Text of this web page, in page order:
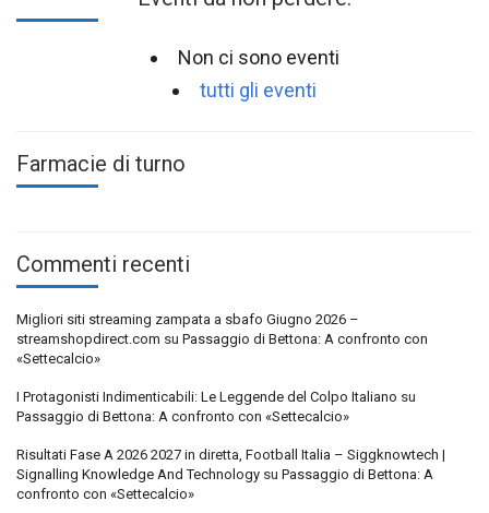
Non ci sono eventi
tutti gli eventi
Farmacie di turno
Commenti recenti
Migliori siti streaming zampata a sbafo Giugno 2026 –
streamshopdirect.com su Passaggio di Bettona: A confronto con
«Settecalcio»
I Protagonisti Indimenticabili: Le Leggende del Colpo Italiano su
Passaggio di Bettona: A confronto con «Settecalcio»
Risultati Fase A 2026 2027 in diretta, Football Italia – Siggknowtech |
Signalling Knowledge And Technology su Passaggio di Bettona: A
confronto con «Settecalcio»